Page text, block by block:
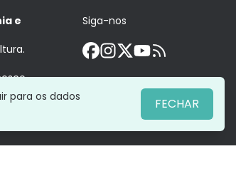
e
Siga-nos
para os dados
FECHAR